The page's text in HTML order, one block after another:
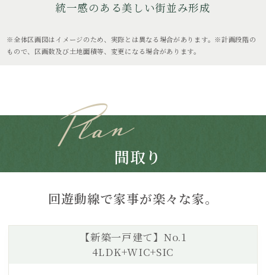
統一感のある美しい街並み形成
※全体区画図はイメージのため、実際とは異なる場合があります。※計画段階の
もので、区画数及び土地面積等、変更になる場合があります。
間取り
回遊動線で家事が楽々な家。
【新築一戸建て】No.1
4LDK+WIC+SIC